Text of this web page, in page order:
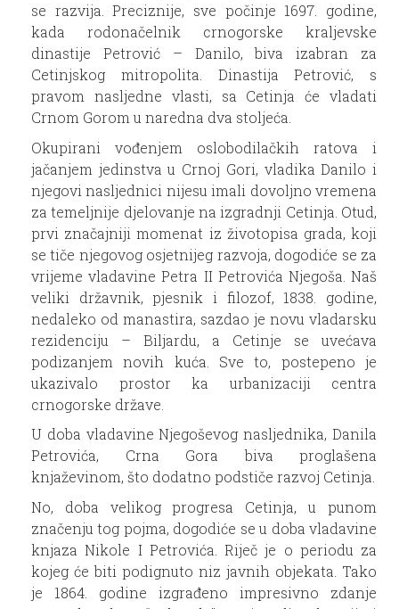
se razvija. Preciznije, sve počinje 1697. godine,
kada rodonačelnik crnogorske kraljevske
dinastije Petrović – Danilo, biva izabran za
Cetinjskog mitropolita. Dinastija Petrović, s
pravom nasljedne vlasti, sa Cetinja će vladati
Crnom Gorom u naredna dva stoljeća.
Okupirani vođenjem oslobodilačkih ratova i
jačanjem jedinstva u Crnoj Gori, vladika Danilo i
njegovi nasljednici nijesu imali dovoljno vremena
za temeljnije djelovanje na izgradnji Cetinja. Otud,
prvi značajniji momenat iz životopisa grada, koji
se tiče njegovog osjetnijeg razvoja, dogodiće se za
vrijeme vladavine Petra II Petrovića Njegoša. Naš
veliki državnik, pjesnik i filozof, 1838. godine,
nedaleko od manastira, sazdao je novu vladarsku
rezidenciju – Biljardu, a Cetinje se uvećava
podizanjem novih kuća. Sve to, postepeno je
ukazivalo prostor ka urbanizaciji centra
crnogorske države.
U doba vladavine Njegoševog nasljednika, Danila
Petrovića, Crna Gora biva proglašena
knjaževinom, što dodatno podstiče razvoj Cetinja.
No, doba velikog progresa Cetinja, u punom
značenju tog pojma, dogodiće se u doba vladavine
knjaza Nikole I Petrovića. Riječ je o periodu za
kojeg će biti podignuto niz javnih objekata. Tako
je 1864. godine izgrađeno impresivno zdanje